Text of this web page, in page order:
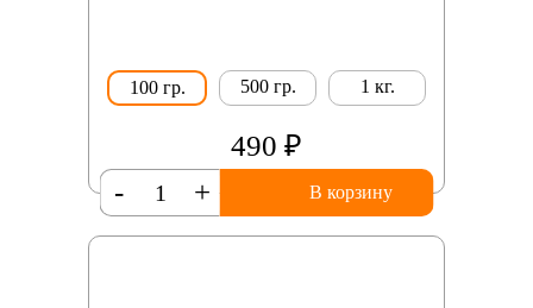
100 гр. 500 гр. 1 кг.
490 ₽
+
- В корзину